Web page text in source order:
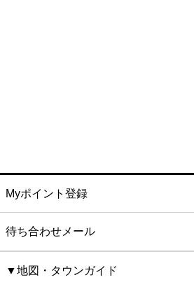
Myポイント登録
待ち合わせメール
▼地図・タウンガイド